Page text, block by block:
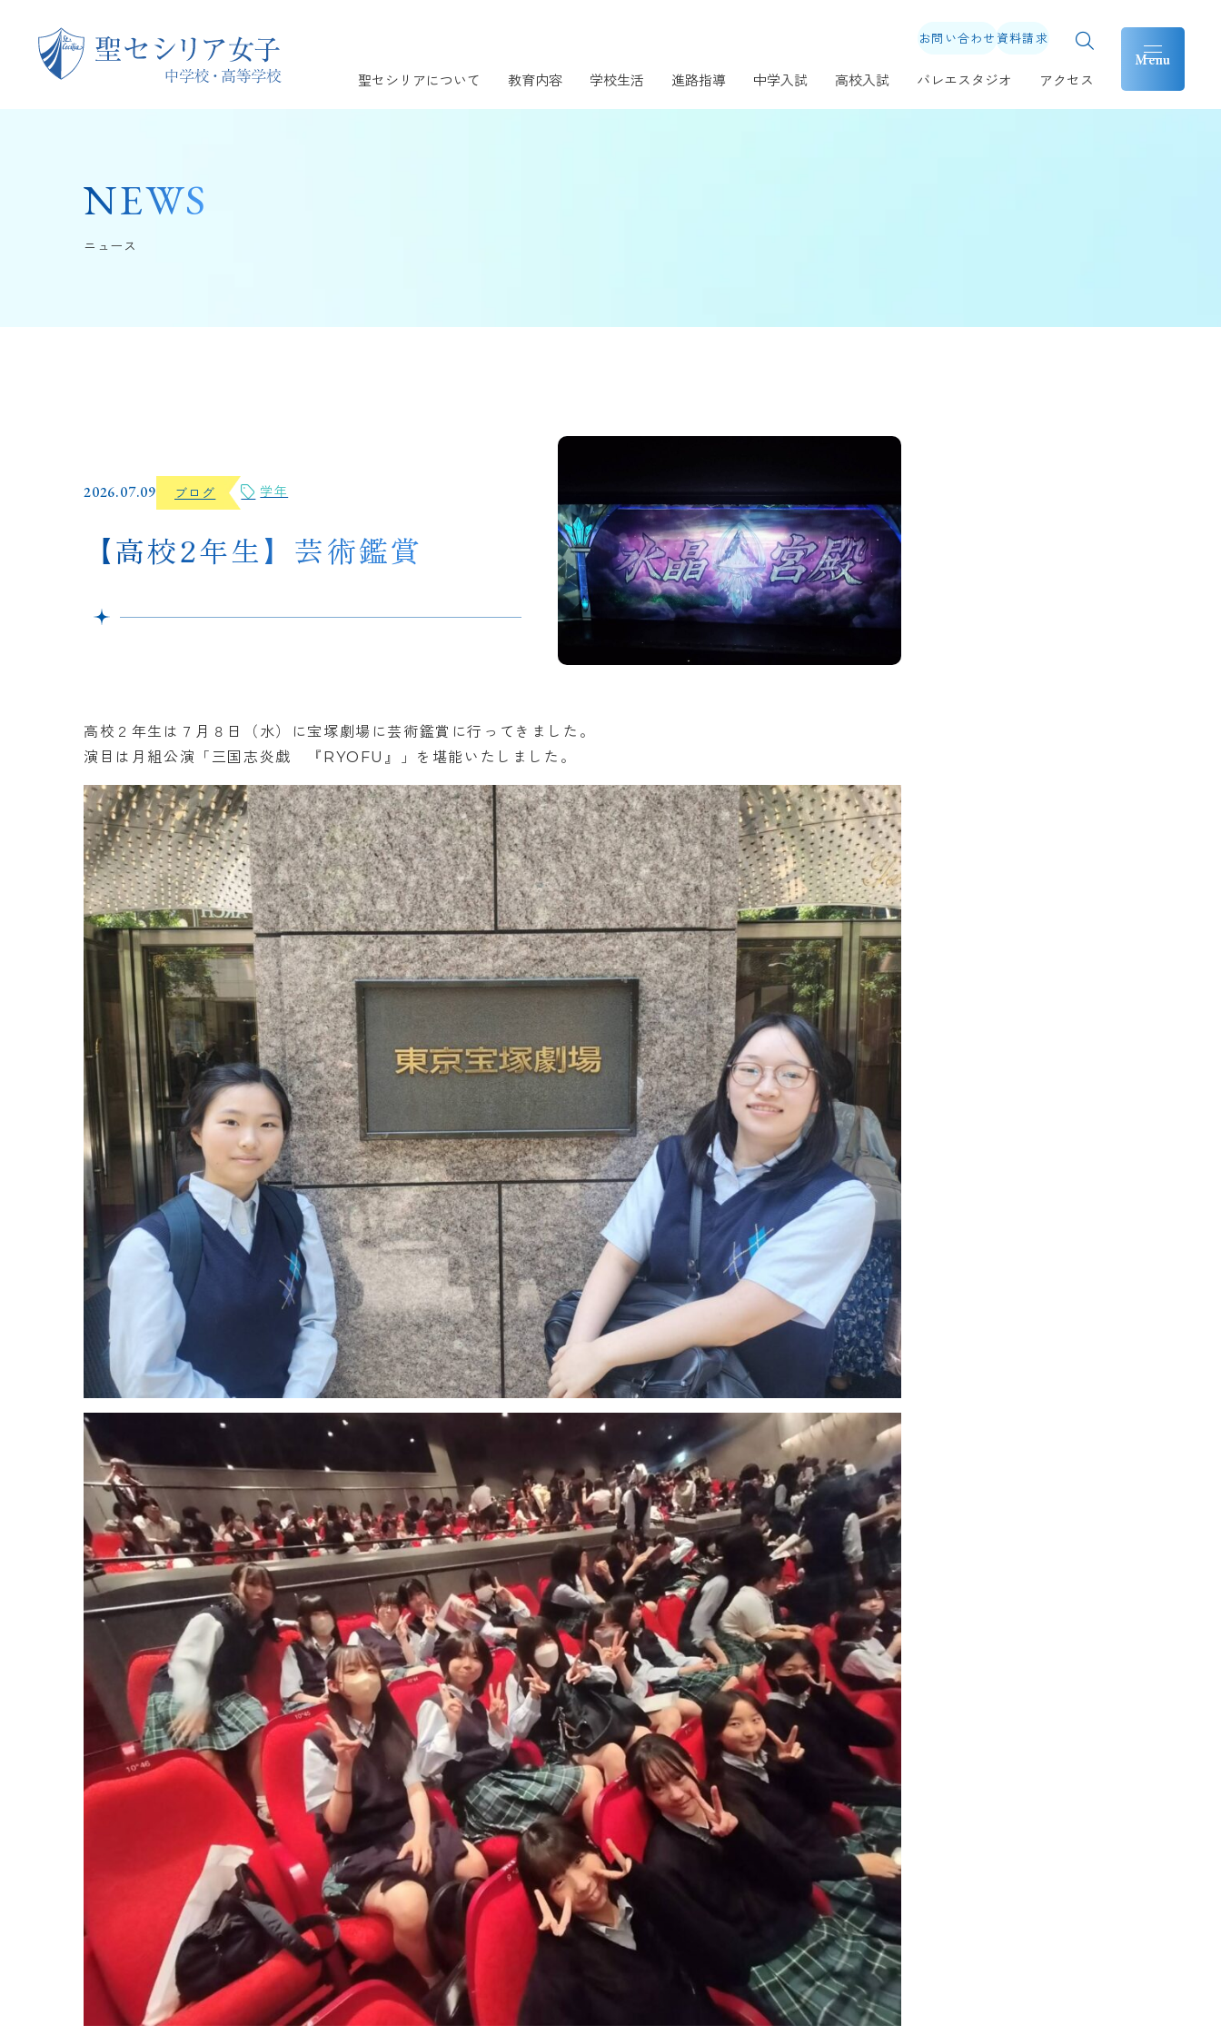
聖セシリアについて 教育内容 学校生活 進路指導 中学入試 高校入試 バレエスタジオ アクセス
お問い合わせ 資料請求
NEWS
ニュース
2026.07.09 ブログ 学年
【高校2年生】芸術鑑賞
高校２年生は７月８日（水）に宝塚劇場に芸術鑑賞に行ってきました。
演目は月組公演「三国志炎戯 『RYOFU』」を堪能いたしました。